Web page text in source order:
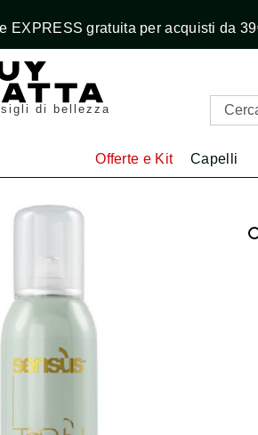
EXPRESS gratuita per acquisti da
di bellezza
Offerte e Kit Capelli